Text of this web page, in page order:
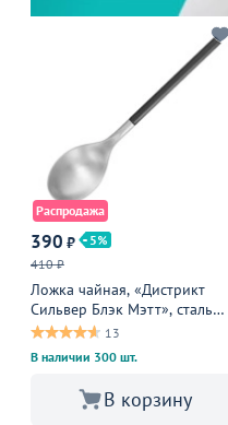
Распродажа
390 ₽
5
410 ₽
Ложка чайная, «Дистрикт
Сильвер Блэк Мэтт», сталь
нержавеющая, 30 мм,
матовый, черный
13
В наличии 300 шт.
В корзину